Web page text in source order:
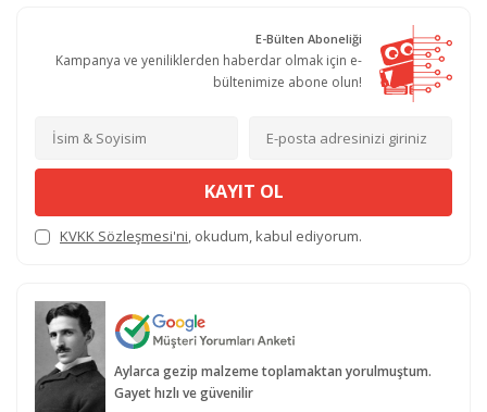
E-Bülten Aboneliği
Kampanya ve yeniliklerden haberdar olmak için e-
bültenimize abone olun!
KAYIT OL
KVKK Sözleşmesi'ni , okudum, kabul ediyorum.
Aylarca gezip malzeme toplamaktan yorulmuştum.
Gayet hızlı ve güvenilir